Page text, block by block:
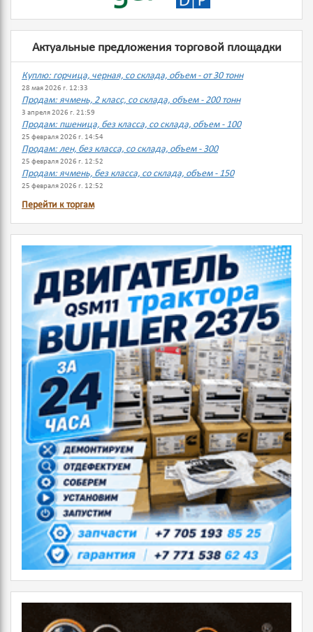
Актуальные предложения торговой площадки
Куплю: горчица, черная, со склада, объем - от 30 тонн
28 мая 2026 г. 12:33
Продам: ячмень, 2 класс, со склада, объем - 200 тонн
3 апреля 2026 г. 21:59
Продам: пшеница, без класса, со склада, объем - 100
25 февраля 2026 г. 14:54
Продам: лен, без класса, со склада, объем - 300
25 февраля 2026 г. 12:52
Продам: ячмень, без класса, со склада, объем - 150
25 февраля 2026 г. 12:52
Перейти к торгам